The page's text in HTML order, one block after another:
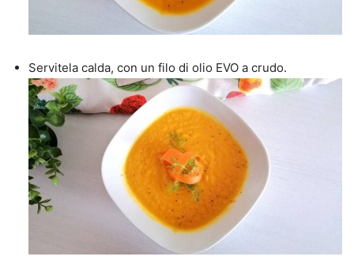
Servitela calda, con un filo di olio EVO a crudo.